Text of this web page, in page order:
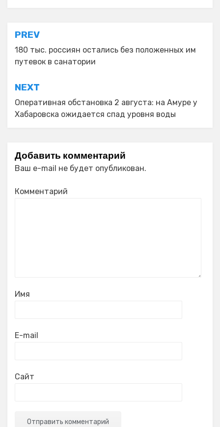
Навигация
по
записям
PREV
180 тыс. россиян остались без положенных им
путевок в санатории
NEXT
Оперативная обстановка 2 августа: на Амуре у
Хабаровска ожидается спад уровня воды
Добавить комментарий
Ваш e-mail не будет опубликован.
Комментарий
Имя
E-mail
Сайт